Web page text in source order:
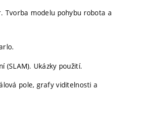
Tvorba modelu pohybu robota a
Ukázky použití.
pole, grafy viditelnosti a